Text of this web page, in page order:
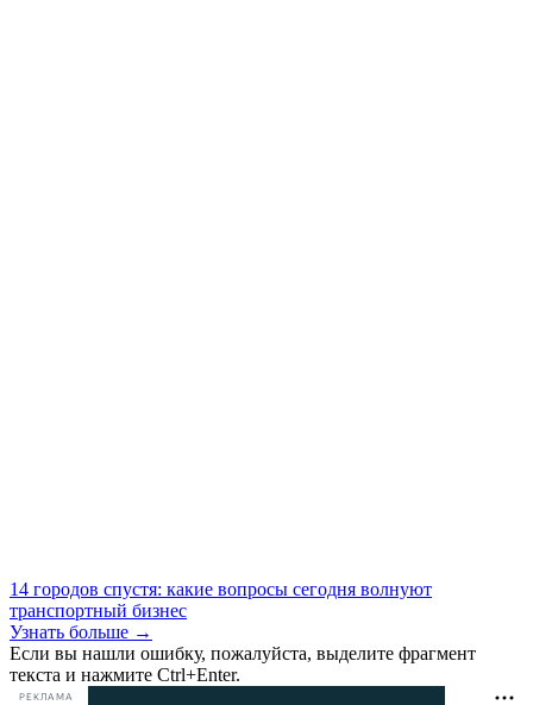
14 городов спустя: какие вопросы сегодня волнуют
транспортный бизнес
Узнать больше →
Если вы нашли ошибку, пожалуйста, выделите фрагмент
текста и нажмите Ctrl+Enter.
РЕКЛАМА